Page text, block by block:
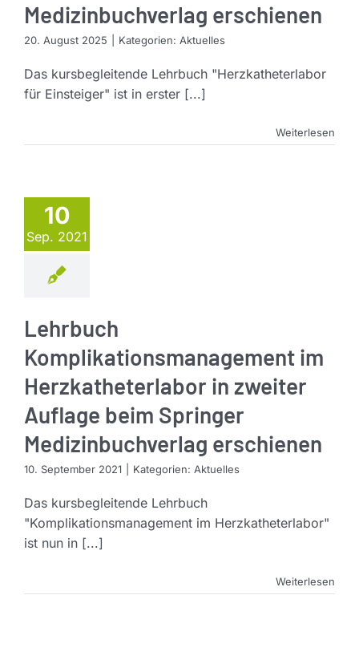
Medizinbuchverlag erschienen
20. August 2025 Kategorien: Aktuelles
Das kursbegleitende Lehrbuch "Herzkatheterlabor
für Einsteiger" ist in erster [...]
Weiterlesen
10
Sep. 2021
Lehrbuch
Komplikationsmanagement im
Herzkatheterlabor in zweiter
Auflage beim Springer
Medizinbuchverlag erschienen
10. September 2021 Kategorien: Aktuelles
Das kursbegleitende Lehrbuch
"Komplikationsmanagement im Herzkatheterlabor"
ist nun in [...]
Weiterlesen